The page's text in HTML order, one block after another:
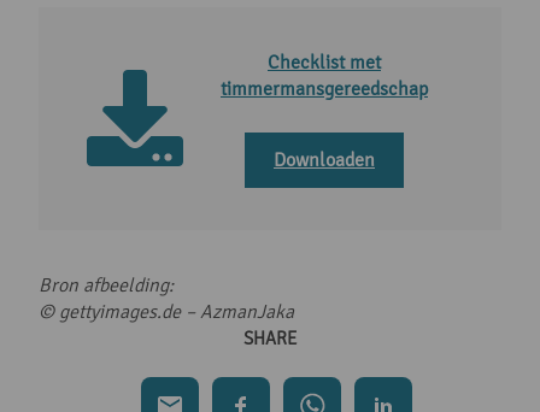
Checklist met
timmermansgereedschap
Downloaden
Bron afbeelding:
© gettyimages.de – AzmanJaka
SHARE